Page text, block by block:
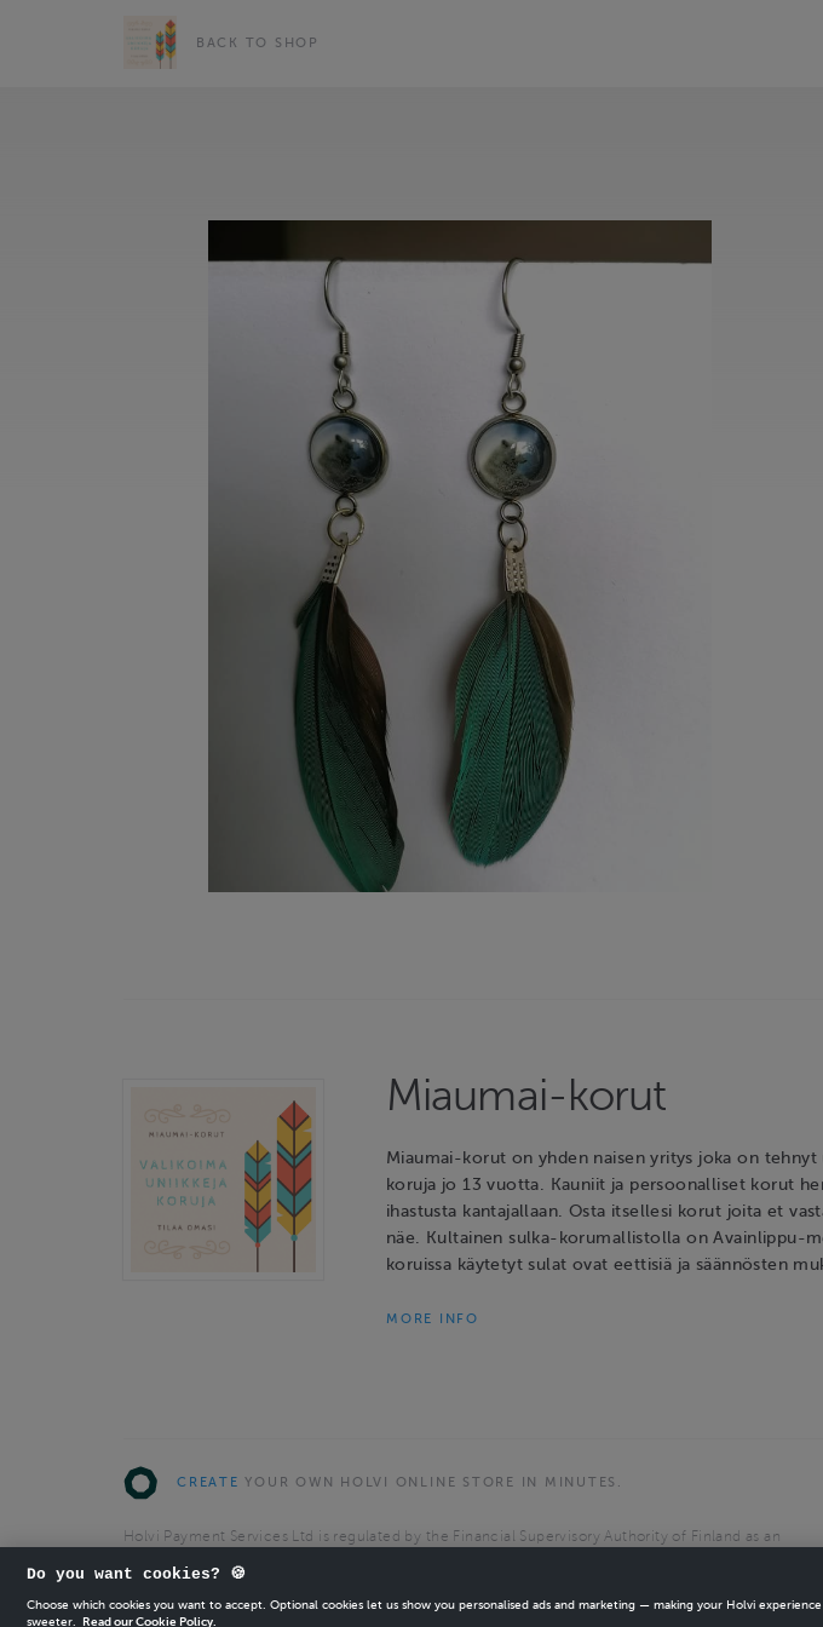
BACK TO SHOP
Miaumai-korut
Miaumai-korut on yhden naisen yritys joka on tehnyt
koruja jo 13 vuotta. Kauniit ja persoonalliset korut
ihastusta kantajallaan. Osta itsellesi korut joita et
näe. Kultainen sulka-korumallistolla on Avainlippu-
koruissa käytetyt sulat ovat eettisiä ja säännösten
MORE INFO
CREATE YOUR OWN HOLVI ONLINE STORE IN MINUTES.
Holvi Payment Services Ltd is regulated by the Financial Supervisory Authority of Finland as an
Do you want cookies? 🍪
Choose which cookies you want to accept. Optional cookies let us show you personalised ads and marketing — making your Holvi
sweeter.
Read our Cookie Policy.